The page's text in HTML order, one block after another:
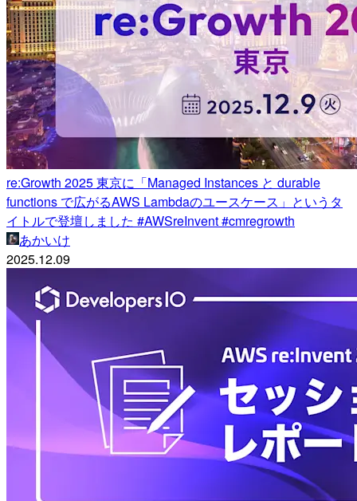
re:Growth 2025 東京に「Managed Instances と durable
functions で広がるAWS Lambdaのユースケース」というタ
イトルで登壇しました #AWSreInvent #cmregrowth
あかいけ
2025.12.09